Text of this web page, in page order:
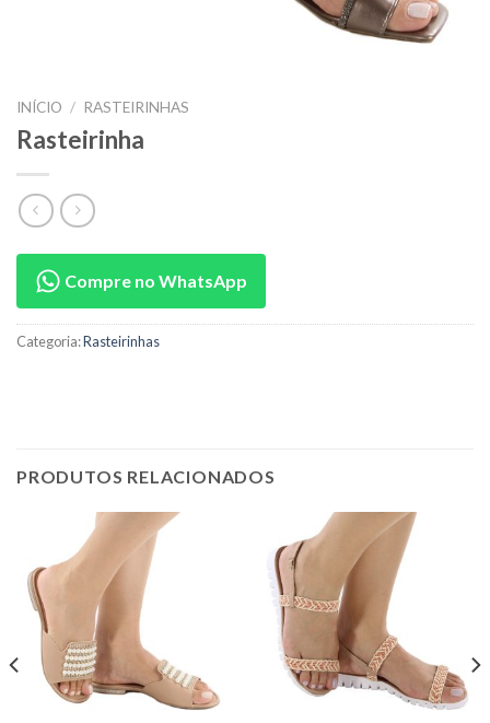
INÍCIO / RASTEIRINHAS
Rasteirinha
Compre no WhatsApp
Categoria:Rasteirinhas
PRODUTOS RELACIONADOS